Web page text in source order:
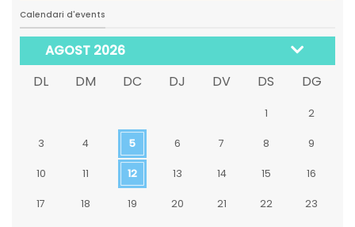
Calendari d'events